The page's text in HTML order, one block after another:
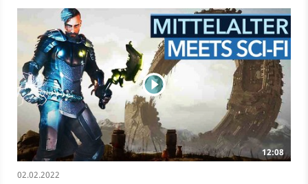
Action-Rollenspiel
PlayStation 5
12:08
02.02.2022